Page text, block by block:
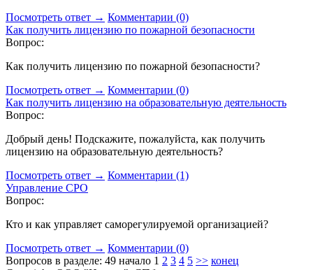
Посмотреть ответ → Комментарии (0)
Как получить лицензию по пожарной безопасности
Вопрос:
Как получить лицензию по пожарной безопасности?
Посмотреть ответ → Комментарии (0)
Как получить лицензию на образовательную деятельность
Вопрос:
Добрый день! Подскажите, пожалуйста, как получить
лицензию на образовательную деятельность?
Посмотреть ответ → Комментарии (1)
Управление СРО
Вопрос:
Кто и как управляет саморегулируемой организацией?
Посмотреть ответ → Комментарии (0)
Вопросов в разделе: 49 начало 1 2 3 4 5 >> конец